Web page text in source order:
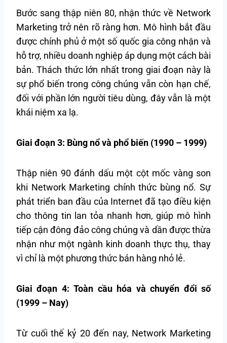
Bước sang thập niên 80, nhận thức về Network
Marketing trở nên rõ ràng hơn. Mô hình bắt đầu
được chính phủ ở một số quốc gia công nhận và
hỗ trợ, nhiều doanh nghiệp áp dụng một cách bài
bản. Thách thức lớn nhất trong giai đoạn này là
sự phổ biến trong công chúng vẫn còn hạn chế,
đối với phần lớn người tiêu dùng, đây vẫn là một
khái niệm xa lạ.
Giai đoạn 3: Bùng nổ và phổ biến (1990 – 1999)
Thập niên 90 đánh dấu một cột mốc vàng son
khi Network Marketing chính thức bùng nổ. Sự
phát triển ban đầu của Internet đã tạo điều kiện
cho thông tin lan tỏa nhanh hơn, giúp mô hình
tiếp cận đông đảo công chúng và dần được thừa
nhận như một ngành kinh doanh thực thụ, thay
vì chỉ là một phương thức bán hàng nhỏ lẻ.
Giai đoạn 4: Toàn cầu hóa và chuyển đổi số
(1999 – Nay)
Từ cuối thế kỷ 20 đến nay, Network Marketing